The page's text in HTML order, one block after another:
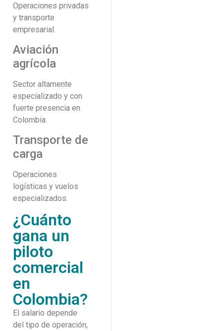
Operaciones privadas
y transporte
empresarial.
Aviación
agrícola
Sector altamente
especializado y con
fuerte presencia en
Colombia.
Transporte de
carga
Operaciones
logísticas y vuelos
especializados.
¿Cuánto
gana un
piloto
comercial
en
Colombia?
El salario depende
del tipo de operación,